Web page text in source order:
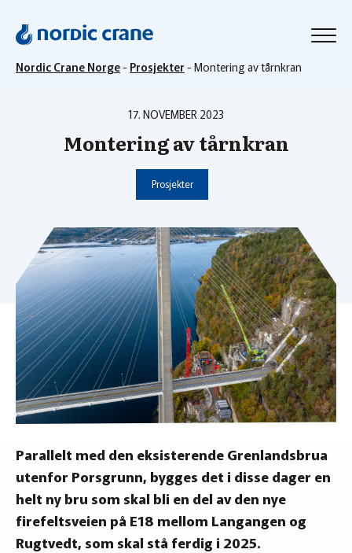
Nordic Crane Norge- Prosjekter -Montering av tårnkran
17. NOVEMBER 2023
Montering av tårnkran
Prosjekter
Parallelt med den eksisterende Grenlandsbrua
utenfor Porsgrunn, bygges det i disse dager en
helt ny bru som skal bli en del av den nye
firefeltsveien på E18 mellom Langangen og
Rugtvedt, som skal stå ferdig i 2025.